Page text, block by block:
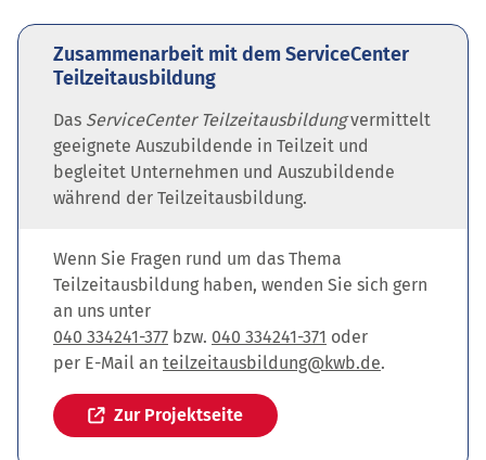
Zusammenarbeit mit dem ServiceCenter
Teilzeitausbildung
Das ServiceCenter Teilzeitausbildungvermittelt
geeignete Auszubildende in Teilzeit und
begleitet Unternehmen und Auszubildende
während der Teilzeitausbildung.
Wenn Sie Fragen rund um das Thema
Teilzeitausbildung haben, wenden Sie sich gern
an uns unter
040 334241-377 bzw. 040 334241-371 oder
per E-Mail an teilzeitausbildung@kwb.de.
Zur Projektseite